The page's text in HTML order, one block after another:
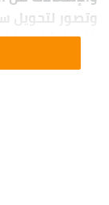
وتصور لتحويل
خلال إنشاء
التوكتوك
وأمر اللواء
السيارات
وغير
المدينة